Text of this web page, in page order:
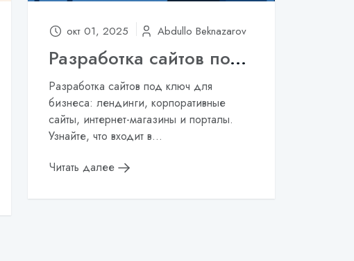
окт 01, 2025 Abdullo Beknazarov
Разработка сайтов под ключ: что входит в услугу и сколько это стоит?
Разработка сайтов под ключ для
бизнеса: лендинги, корпоративные
сайты, интернет-магазины и порталы.
Узнайте, что входит в...
Читать далее